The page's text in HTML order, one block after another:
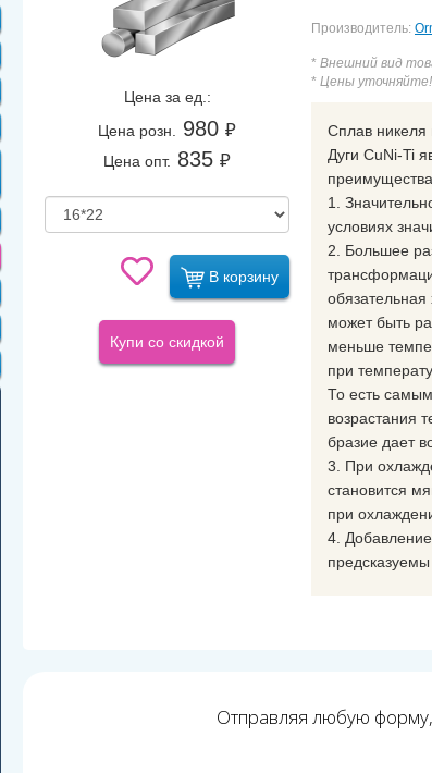
Цена за ед.:
Цена розн.
980 ₽
Цена опт. 835 ₽
В корзину
Купи со скидкой
Производитель:
* Внешний вид
* Цены уточняйте!
Сплав никеля
Дуги CuNi-Ti
1.
условиях
2. Большее
обязательная
может быть
меньше
при
То есть
возрастания
бразие дает
3. При
становится
при
4.
Отправляя любую